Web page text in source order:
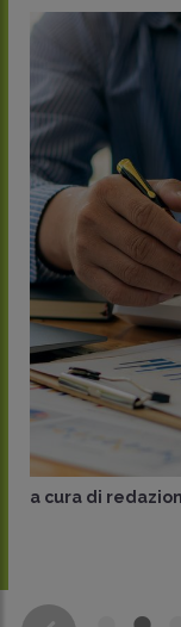
CONDIVIDI
a cura di